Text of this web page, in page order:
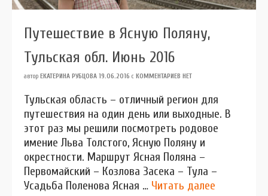
Путешествие в Ясную Поляну,
Тульская обл. Июнь 2016
автор ЕКАТЕРИНА РУБЦОВА 19.06.2016 с КОММЕНТАРИЕВ НЕТ
Тульская область – отличный регион для
путешествия на один день или выходные. В
этот раз мы решили посмотреть родовое
имение Льва Толстого, Ясную Поляну и
окрестности. Маршрут Ясная Поляна –
Первомайский – Козлова Засека – Тула –
Усадьба Поленова Ясная … Читать далее